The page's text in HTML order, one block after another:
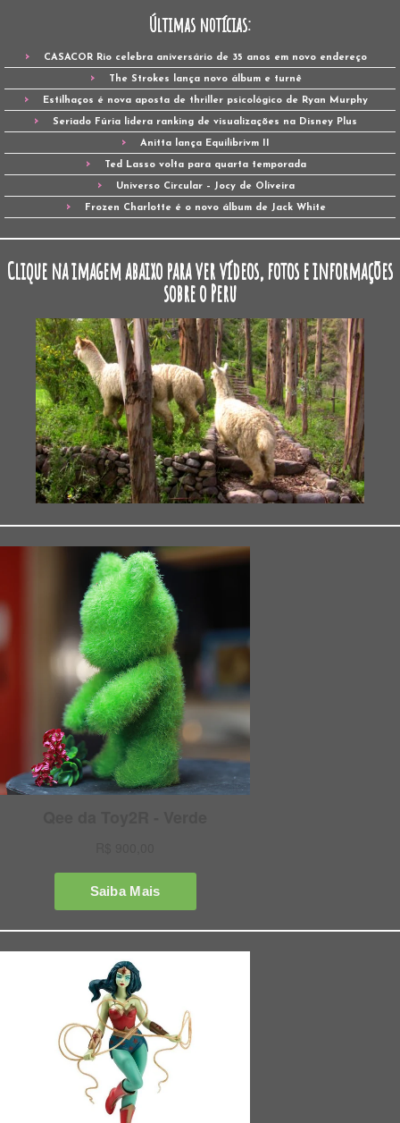
Últimas notícias:
CASACOR Rio celebra aniversário de 35 anos em novo endereço
The Strokes lança novo álbum e turnê
Estilhaços é nova aposta de thriller psicológico de Ryan Murphy
Seriado Fúria lidera ranking de visualizações na Disney Plus
Anitta lança Equilibrivm II
Ted Lasso volta para quarta temporada
Universo Circular – Jocy de Oliveira
Frozen Charlotte é o novo álbum de Jack White
Clique na imagem abaixo para ver vídeos, fotos e informações
sobre o Peru